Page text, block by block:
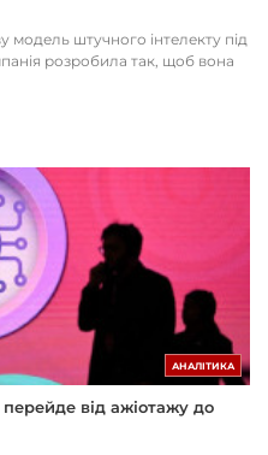
штучного інтелекту під
розробила так, щоб вона
АНАЛІТИКА
від ажіотажу до